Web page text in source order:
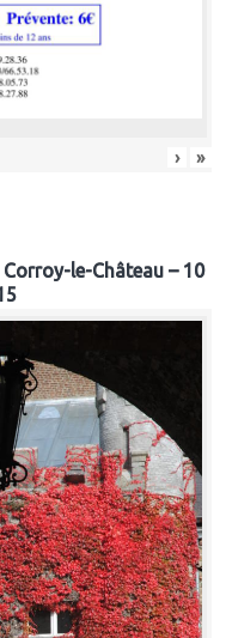
› »
le-Château – 10